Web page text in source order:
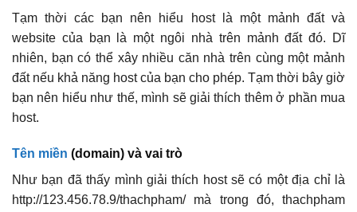
Tạm thời các bạn nên hiểu host là một mảnh đất và
website của bạn là một ngôi nhà trên mảnh đất đó. Dĩ
nhiên, bạn có thể xây nhiều căn nhà trên cùng một mảnh
đất nếu khả năng host của bạn cho phép. Tạm thời bây giờ
bạn nên hiểu như thế, mình sẽ giải thích thêm ở phần mua
host.
Tên miền (domain) và vai trò
Như bạn đã thấy mình giải thích host sẽ có một địa chỉ là
http://123.456.78.9/thachpham/ mà trong đó, thachpham